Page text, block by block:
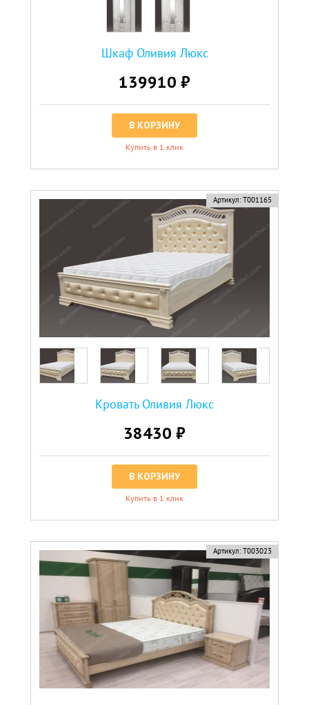
Шкаф Оливия Люкс
139910 ₽
В КОРЗИНУ
Купить в 1 клик
Артикул: Т001165
Кровать Оливия Люкс
38430 ₽
В КОРЗИНУ
Купить в 1 клик
Артикул: Т003023